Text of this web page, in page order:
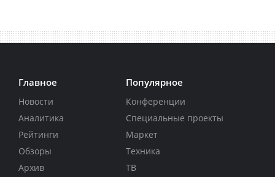
Главное
Новости
Аналитика
Рейтинги
Обзоры
Архив
Популярное
Конференции
Специальные проекты
Маркет
Техника
ТВ